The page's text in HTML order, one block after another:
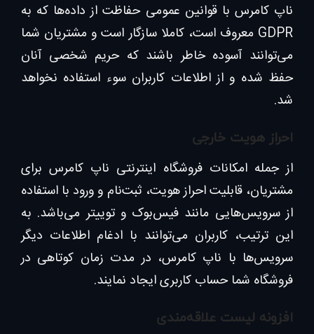
ناپ کامرس با قوانین عمومی حفاظت از داده‌ها که به
GDPR معروف است، کاملا سازگار است و مشتریان شما
می‌توانند آسوده خاطر باشند که حریم شخصی آنان
حفظ شده و از اطلاعات کاربران سوء استفاده نخواهد
شد.
احراز هویت خارجی
از جمله امکانات فروشگاه اینترنتی ناپ کامرس برای
مشتریان، قابلیت احراز هویت، ثبت‌نام و ورود با استفاده
از سرویس‌‌هایی مانند فیس‌بوک و توییتر می‌باشد. به
این ترتیب، کاربران می‌توانند با ادغام اطلاعات دیگر
سرویس‌ها با ناپ کامرس، در مدت زمان کوتاهی در
فروشگاه شما حساب کاربری ایجاد نمایند.
افزونه لیست علاقه‌مندی